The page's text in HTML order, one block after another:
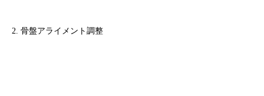
2. 骨盤アライメント調整